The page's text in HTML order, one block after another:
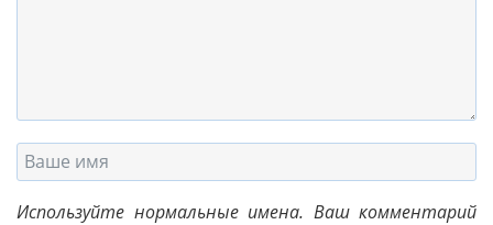
Используйте нормальные имена. Ваш комментарий